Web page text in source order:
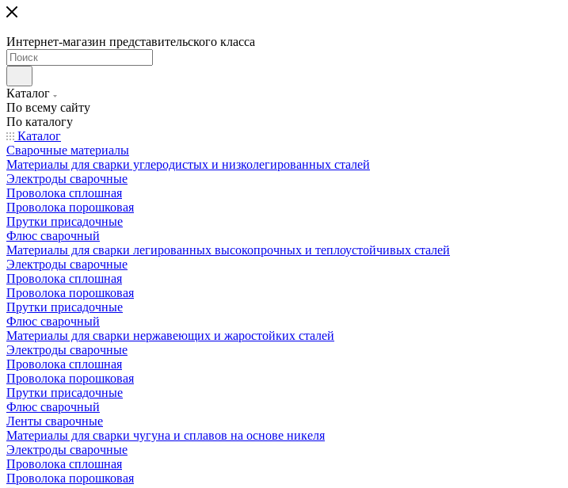
Интернет-магазин представительского класса
Каталог
По всему сайту
По каталогу
Каталог
Сварочные материалы
Материалы для сварки углеродистых и низколегированных сталей
Электроды сварочные
Проволока сплошная
Проволока порошковая
Прутки присадочные
Флюс сварочный
Материалы для сварки легированных высокопрочных и теплоустойчивых сталей
Электроды сварочные
Проволока сплошная
Проволока порошковая
Прутки присадочные
Флюс сварочный
Материалы для сварки нержавеющих и жаростойких сталей
Электроды сварочные
Проволока сплошная
Проволока порошковая
Прутки присадочные
Флюс сварочный
Ленты сварочные
Материалы для сварки чугуна и сплавов на основе никеля
Электроды сварочные
Проволока сплошная
Проволока порошковая